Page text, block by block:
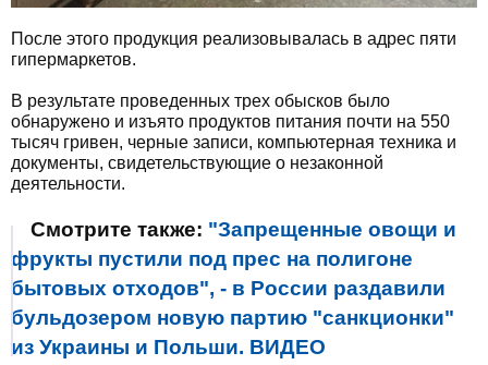
После этого продукция реализовывалась в адрес пяти
гипермаркетов.
В результате проведенных трех обысков было
обнаружено и изъято продуктов питания почти на 550
тысяч гривен, черные записи, компьютерная техника и
документы, свидетельствующие о незаконной
деятельности.
Смотрите также: "Запрещенные овощи и
фрукты пустили под прес на полигоне
бытовых отходов", - в России раздавили
бульдозером новую партию "санкционки"
из Украины и Польши. ВИДЕО